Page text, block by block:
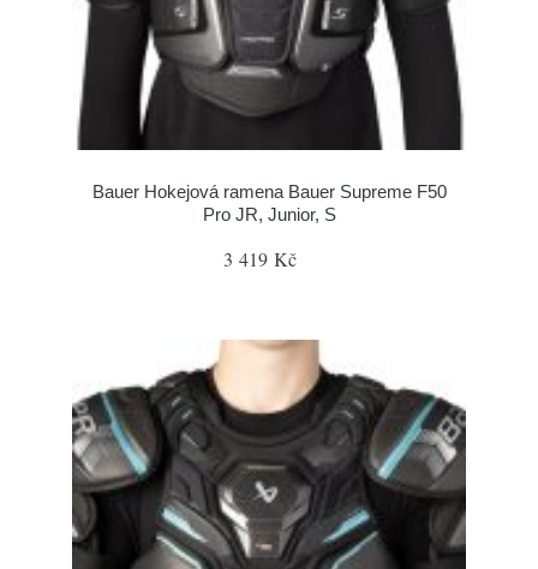
Bauer Hokejová ramena Bauer Supreme F50
Pro JR, Junior, S
3 419 Kč